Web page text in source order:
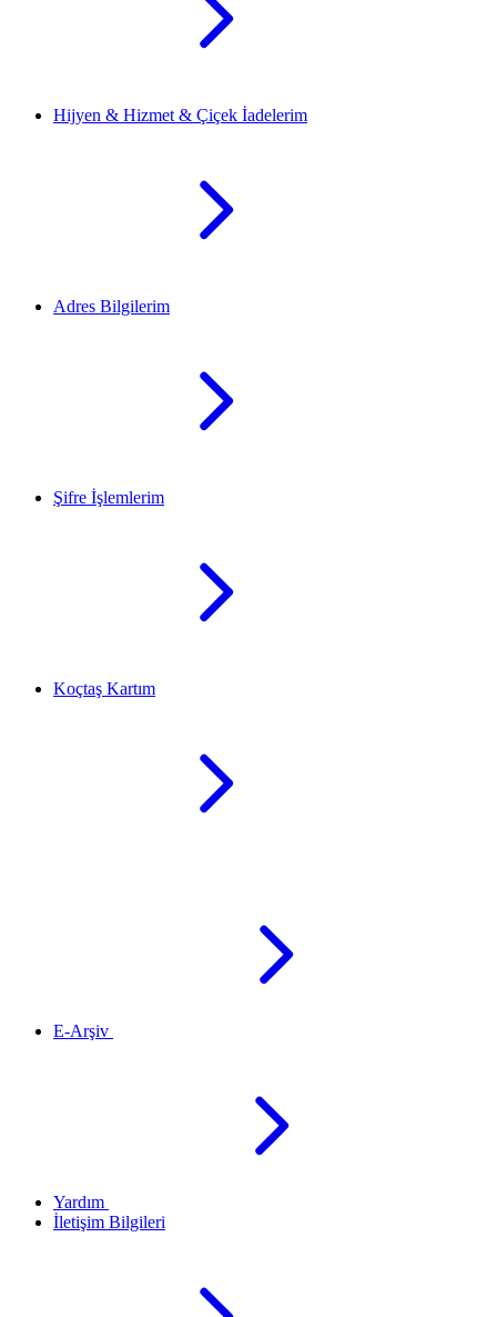
Hijyen & Hizmet & Çiçek İadelerim
Adres Bilgilerim
Şifre İşlemlerim
Koçtaş Kartım
E-Arşiv
Yardım
İletişim Bilgileri